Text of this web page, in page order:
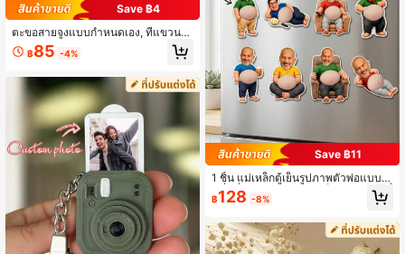
Save ฿4
ตะขอสายจูงแบบกำหนดเอง, ที่แขวนส
ายจูงสุนัขไม้, ตะขอตกแต่ง, ตกแต่งบ้า
นที่เป็นเอกลักษณ์, สำหรับคนรักสัตว์เลี้ย
ตว์เลี้ยง, แกะสลัก, ของขวัญวันรับเลี้ยง,
ตกแต่งผนัง
฿85 -4%
Save ฿11
1 ชิ้น แม่เหล็กตู้เย็นรูปภาพตัวพ่อแบบนุ่
มนิ่มที่ปรับแต่งได้, แม่เหล็กตลกขบขันที่
ปรับแต่งใบหน้าสำหรับวันพ่อ, ของขวัญ
งสำหรับเพื่อนพ่อ, ของขวัญแกล้งวันเกิ
ด, พุง, คลายเครียด, ตกแต่งห้องครัว
฿128 -8%